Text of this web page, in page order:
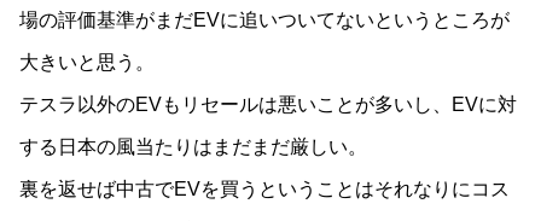
場の評価基準がまだEVに追いついてないというところが
大きいと思う。
テスラ以外のEVもリセールは悪いことが多いし、EVに対
する日本の風当たりはまだまだ厳しい。
裏を返せば中古でEVを買うということはそれなりにコス